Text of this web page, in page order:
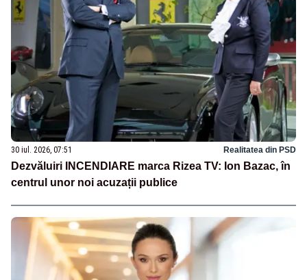
30 iul. 2026, 07:51 Realitatea din PSD
Dezvăluiri INCENDIARE marca Rizea TV: Ion Bazac, în
centrul unor noi acuzații publice